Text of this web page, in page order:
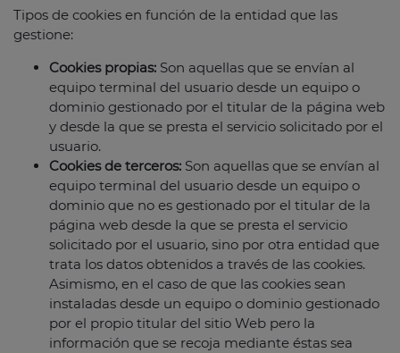
Tipos de cookies en función de la entidad que las
gestione:
Cookies propias: Son aquellas que se envían al
equipo terminal del usuario desde un equipo o
dominio gestionado por el titular de la página web
y desde la que se presta el servicio solicitado por el
usuario.
Cookies de terceros: Son aquellas que se envían al
equipo terminal del usuario desde un equipo o
dominio que no es gestionado por el titular de la
página web desde la que se presta el servicio
solicitado por el usuario, sino por otra entidad que
trata los datos obtenidos a través de las cookies.
Asimismo, en el caso de que las cookies sean
instaladas desde un equipo o dominio gestionado
por el propio titular del sitio Web pero la
información que se recoja mediante éstas sea